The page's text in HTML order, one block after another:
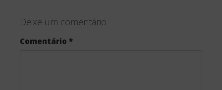
e
Deixe um comentário
Comentário *